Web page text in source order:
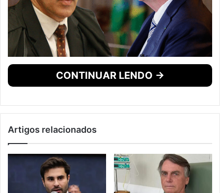
CONTINUAR LENDO →
Artigos relacionados